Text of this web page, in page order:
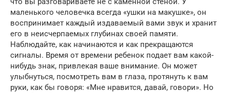
маленького человечка всегда «ушки на макушке», он
воспринимает каждый издаваемый вами звук и хранит
его в неисчерпаемых глубинах своей памяти.
Наблюдайте, как начинаются и как прекращаются
сигналы. Время от времени ребенок подает вам какой-
нибудь знак, привлекая ваше внимание. Он может
улыбнуться, посмотреть вам в глаза, протянуть к вам
руки, как бы говоря: «Мне нравится, давай, говори». Но